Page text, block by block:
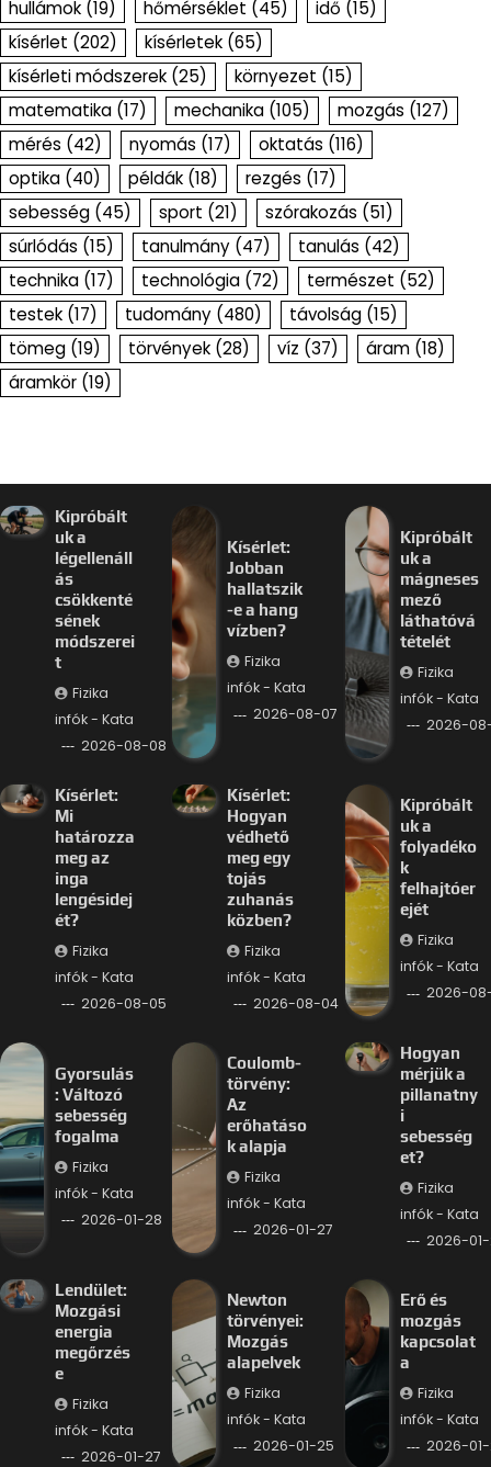
hullámok (19) hőmérséklet (45) idő (15)
kísérlet (202) kísérletek (65)
kísérleti módszerek (25) környezet (15)
matematika (17) mechanika (105) mozgás (127)
mérés (42) nyomás (17) oktatás (116)
optika (40) példák (18) rezgés (17)
sebesség (45) sport (21) szórakozás (51)
súrlódás (15) tanulmány (47) tanulás (42)
technika (17) technológia (72) természet (52)
testek (17) tudomány (480) távolság (15)
tömeg (19) törvények (28) víz (37) áram (18)
áramkör (19)
Kipróbált
uk a
légellenáll
ás
csökkenté
sének
módszerei
t
Fizika
infók - Kata
2026-08-08
Kísérlet:
Jobban
hallatszik
-e a hang
vízben?
Fizika
infók - Kata
2026-08-07
Kipróbált
uk a
mágneses
mező
láthatóvá
tételét
Fizika
infók - Kata
2026-
Kísérlet:
Mi
határozza
meg az
inga
lengésidej
ét?
Fizika
infók - Kata
2026-08-05
Kísérlet:
Hogyan
védhető
meg egy
tojás
zuhanás
közben?
Fizika
infók - Kata
2026-08-04
Kipróbált
uk a
folyadéko
k
felhajtóer
ejét
Fizika
infók - Kata
2026-
Gyorsulás
: Változó
sebesség
fogalma
Fizika
infók - Kata
2026-01-28
Coulomb-
törvény:
Az
erőhatáso
k alapja
Fizika
infók - Kata
2026-01-27
Hogyan
mérjük a
pillanatny
i
sebesség
et?
Fizika
infók - Kata
2026-
Lendület:
Mozgási
energia
megőrzés
e
Fizika
infók - Kata
2026-01-27
Newton
törvényei:
Mozgás
alapelvek
Fizika
infók - Kata
2026-01-25
Erő és
mozgás
kapcsolat
a
Fizika
infók - Kata
2026-